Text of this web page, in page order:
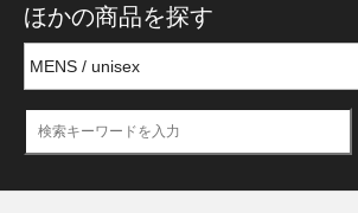
ほかの商品を探す